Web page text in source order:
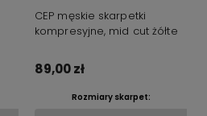
CEP męskie skarpetki
kompresyjne, mid cut żółte
89,00 zł
Rozmiary skarpet: